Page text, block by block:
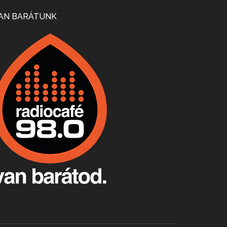
Apr 24, 2026 • 00:38:10
Villány, kékfrankos, Jackfall
Apr 17, 2026 • 00:35:38
Apr 9, 2026 • 00:37:17
BARÁTUNK